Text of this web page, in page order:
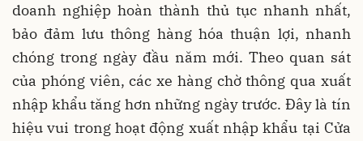
doanh nghiệp hoàn thành thủ tục nhanh nhất,
bảo đảm lưu thông hàng hóa thuận lợi, nhanh
chóng trong ngày đầu năm mới. Theo quan sát
của phóng viên, các xe hàng chờ thông qua xuất
nhập khẩu tăng hơn những ngày trước. Đây là tín
hiệu vui trong hoạt động xuất nhập khẩu tại Cửa